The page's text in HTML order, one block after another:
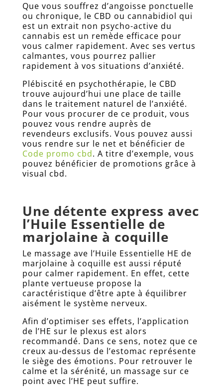
Connexion
Prendre
RDV
Contact
Nous
appeler
Inscription
Newsletter
Que vous souffrez d’angoisse ponctuelle
ou chronique, le CBD ou cannabidiol qui
est un extrait non psycho-active du
cannabis est un remède efficace pour
vous calmer rapidement. Avec ses vertus
calmantes, vous pourrez pallier
rapidement à vos situations d’anxiété.
Plébiscité en psychothérapie, le CBD
trouve aujourd’hui une place de taille
dans le traitement naturel de l’anxiété.
Pour vous procurer de ce produit, vous
pouvez vous rendre auprès de
revendeurs exclusifs. Vous pouvez aussi
vous rendre sur le net et bénéficier de
Code promo cbd. A titre d’exemple, vous
pouvez bénéficier de promotions grâce à
visual cbd.
Une détente express avec
l’Huile Essentielle de
marjolaine à coquille
Le massage ave l’Huile Essentielle HE de
marjolaine à coquille est aussi réputé
pour calmer rapidement. En effet, cette
plante vertueuse propose la
caractéristique d’être apte à équilibrer
aisément le système nerveux.
Afin d’optimiser ses effets, l’application
de l’HE sur le plexus est alors
recommandé. Dans ce sens, notez que ce
creux au-dessus de l’estomac représente
le siège des émotions. Pour retrouver le
calme et la sérénité, un massage sur ce
point avec l’HE peut suffire.